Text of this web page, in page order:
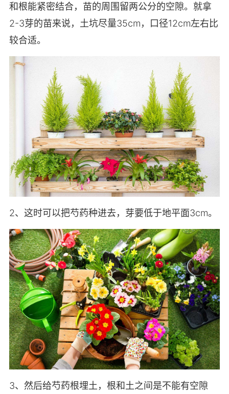
和根能紧密结合，苗的周围留两公分的空隙。就拿
2-3芽的苗来说，土坑尽量35cm，口径12cm左右比
较合适。
2、这时可以把芍药种进去，芽要低于地平面3cm。
3、然后给芍药根埋土，根和土之间是不能有空隙